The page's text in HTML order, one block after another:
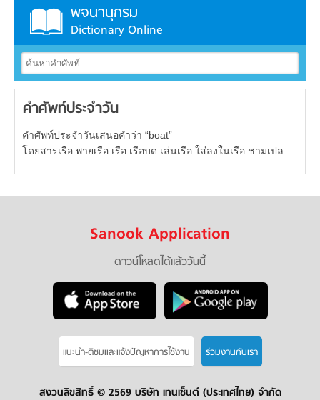
พจนานุกรม
Dictionary Online
คำศัพท์ประจำวัน
คำศัพท์ประจำวันเสนอคำว่า “boat”
โดยสารเรือ พายเรือ เรือ เรือบด เล่นเรือ ใส่ลงในเรือ ชามเปล
Sanook Application
ดาวน์โหลดได้แล้ววันนี้
แนะนำ-ติชมเเละแจ้งปัญหาการใช้งาน ร่วมงานกับเรา
สงวนลิขสิทธิ์ © 2569 บริษัท เทนเซ็นต์ (ประเทศไทย) จำกัด